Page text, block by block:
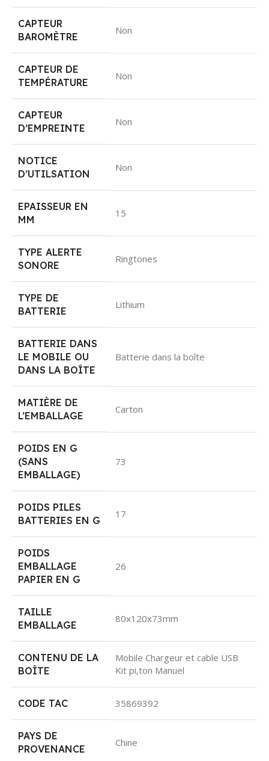
CAPTEUR
BAROMÈTRE
Non
CAPTEUR DE
TEMPÉRATURE
Non
CAPTEUR
D’EMPREINTE
Non
NOTICE
D’UTILSATION
Non
EPAISSEUR EN
MM
15
TYPE ALERTE
SONORE
Ringtones
TYPE DE
BATTERIE
Lithium
BATTERIE DANS
LE MOBILE OU
DANS LA BOÎTE
Batterie dans la boîte
MATIÈRE DE
L’EMBALLAGE
Carton
POIDS EN G
(SANS
EMBALLAGE)
73
POIDS PILES
BATTERIES EN G
17
POIDS
EMBALLAGE
PAPIER EN G
26
TAILLE
EMBALLAGE
80x120x73mm
CONTENU DE LA
BOÎTE
Mobile Chargeur et cable USB
Kit pi‚ton Manuel
CODE TAC 35869392
PAYS DE
PROVENANCE
Chine